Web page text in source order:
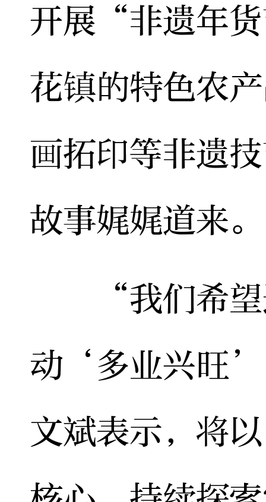
开展“非遗年
花镇的特色农
画拓印等非遗
故事娓娓道来。
“我们希望
动‘多业兴旺’
文斌表示，将